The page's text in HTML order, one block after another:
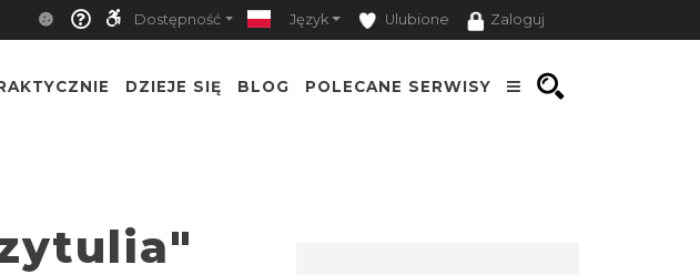
Dostępność Język Ulubione Zaloguj
DZIEJE SIĘ BLOG POLECANE SERWISY